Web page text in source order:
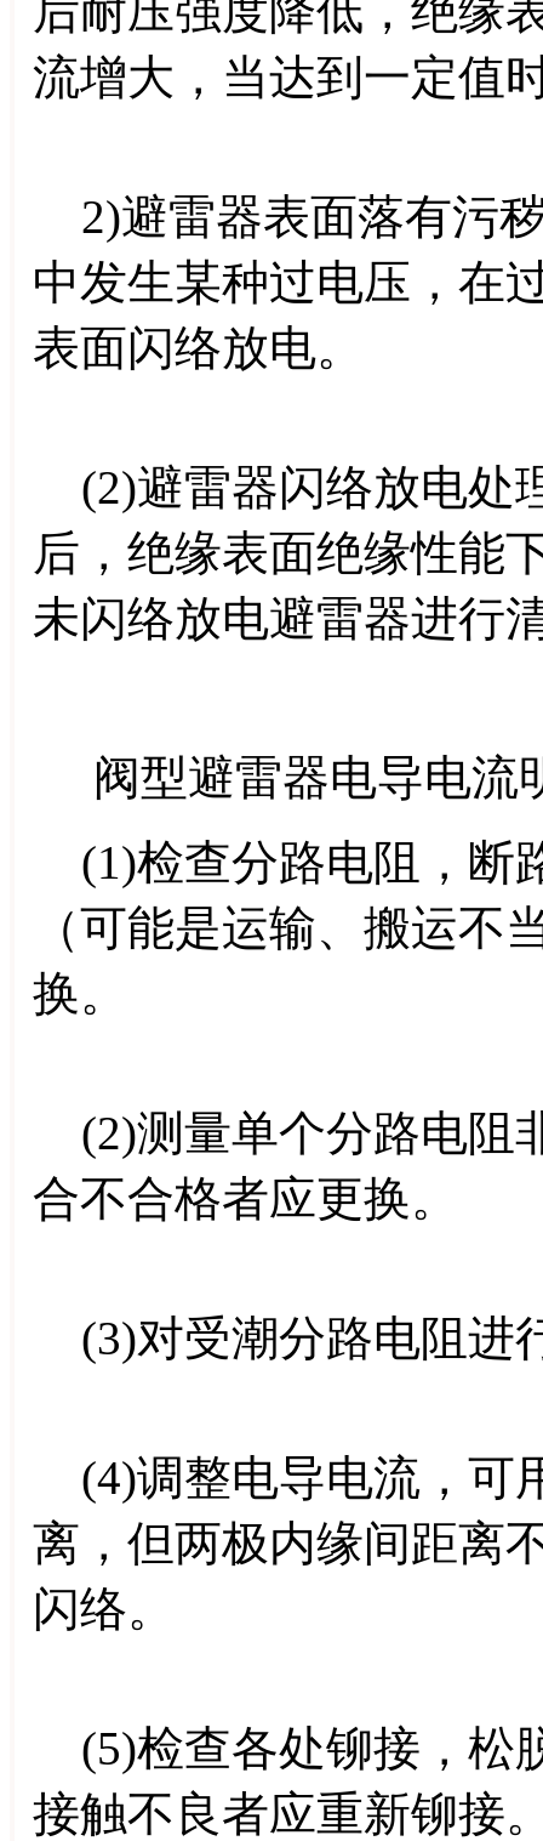
后耐压强度降低，绝缘
流增大，当达到一定值
2)避雷器表面落有污
中发生某种过电压，在
表面闪络放电。
(2)避雷器闪络放电处
后，绝缘表面绝缘性能
未闪络放电避雷器进行
阀型避雷器电导电流
(1)检查分路电阻，断
（可能是运输、搬运不
换。
(2)测量单个分路电阻
合不合格者应更换。
(3)对受潮分路电阻进
(4)调整电导电流，可
离，但两极内缘间距离
闪络。
(5)检查各处铆接，松
接触不良者应重新铆接